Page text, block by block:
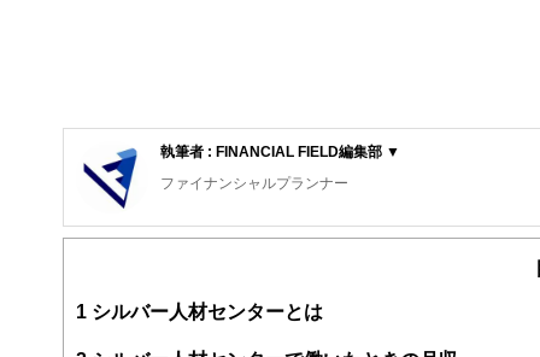
執筆者 : FINANCIAL FIELD編集部 ▼
ファイナンシャルプランナー
FinancialField編集部は、金融、経済に関する記事を、日
案から記事掲載まですべての工程に関わることで、読者目
FinancialFieldの特徴は、ファイナンシャルプランナー、
1 シルバー人材センターとは